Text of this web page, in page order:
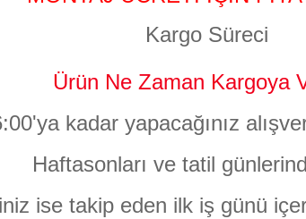
Kargo Süreci
Ürün Ne Zaman Kargoya
kadar yapacağınız
Haftasonları ve tatil
ise takip eden ilk iş günü